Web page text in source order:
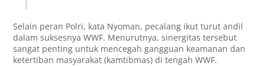
Selain peran Polri, kata Nyoman, pecalang ikut turut andil
dalam suksesnya WWF. Menurutnya, sinergitas tersebut
sangat penting untuk mencegah gangguan keamanan dan
ketertiban masyarakat (kamtibmas) di tengah WWF.